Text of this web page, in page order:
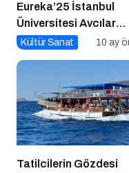
Eureka’25 İstanbul
Üniversitesi Avcılar
Kampüsü İşletme
Kültür Sanat 10 ay
Tatilcilerin Gözdesi